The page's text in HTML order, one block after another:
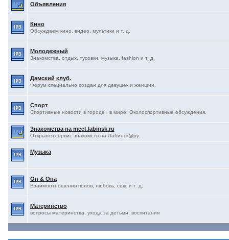
Объявления
Кино
Обсуждаем кино, видео, мультики и т. д.
Молодежный
Знакомства, отдых, тусовки, музыка, fashion и т. д.
Дамский клуб.
Форум специально создан для девушек и женщин.
Спорт
Спортивные новости в городе , в мире. Околоспортивные обсуждения.
Знакомства на meet.labinsk.ru
Открылся сервис знакомств на Лабинск@ру.
Музыка
Он & Она
Взаимоотношения полов, любовь, секс и т. д.
Материнство
вопросы материнства, ухода за детьми, воспитания